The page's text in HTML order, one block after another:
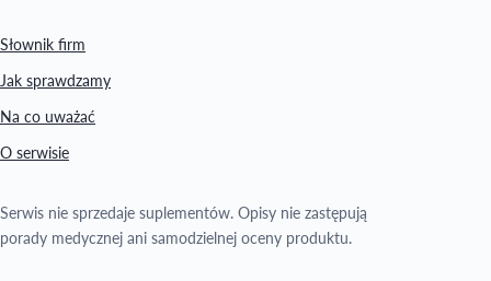
Słownik firm
Jak sprawdzamy
Na co uważać
O serwisie
Serwis nie sprzedaje suplementów. Opisy nie zastępują
porady medycznej ani samodzielnej oceny produktu.